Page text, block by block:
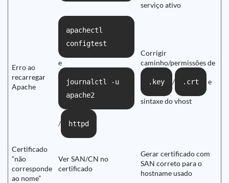
serviço ativo
Erro ao
recarregar
Apache
apachectl
configtest
e
journalctl -u
apache2
/ httpd
Corrigir
caminho/permissões de
.key / .crt e
sintaxe do vhost
Certificado
“não
corresponde
ao nome”
Ver SAN/CN no
certificado
Gerar certificado com
SAN correto para o
hostname usado